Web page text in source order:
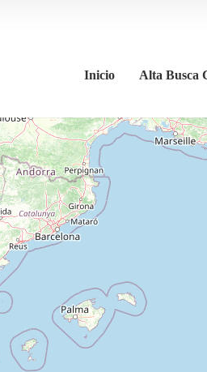
Inicio Alta Busca